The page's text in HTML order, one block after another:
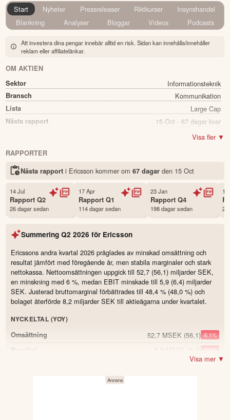
Start Nyheter Pressreleaser Riktkurser
Insynshandel
Blankning
Analyser Bloggar Videos Podcasts
Att investera dina pengar innebär alltid en risk. Sidan kan innehålla/innehåller
reklam eller affiliatelänkar.
OM AKTIEN
Sektor
Informationsteknik
Bransch Kommunikation
Lista Large Cap
Nästa rapport 15 Oct - 67 dagar kvar
Ja
Namn
ERIC B
Status Noterad
Land
Antal ägare Avanza
Antal ägare Nordnet
18,867 st
Källa:Börsdata
Visa fler ▼
RAPPORTER
Nästa rapport i Ericsson kommer om 67 dagarden 15 Oct
14 Jul
RapportQ2
26 dagar sedan
17 Apr
RapportQ1
114 dagar sedan
23 Jan
RapportQ4
198 dagar sedan
Summering Q2 2026 för Ericsson
Ericssons andra kvartal 2026 präglades av minskad omsättning och
resultat jämfört med föregående år, men stabila marginaler och stark
nettokassa. Nettoomsättningen uppgick till 52,7 (56,1) miljarder SEK,
en minskning med 6 %, medan EBIT minskade till 5,9 (6,4) miljarder
SEK. Justerad bruttomarginal förbättrades till 48,4 % (48,0 %) och
bolaget återförde 8,2 miljarder SEK till aktieägarna under kvartalet.
NYCKELTAL (YOY)
Omsättning
52,7 MSEK (56,1) -6.1%
Resultat 5,9 MSEK -7.8%
Visa mer ▼